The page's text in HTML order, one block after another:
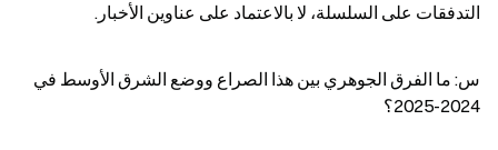
التدفقات على السلسلة، لا بالاعتماد على عناوين الأخبار.
2024-2025؟